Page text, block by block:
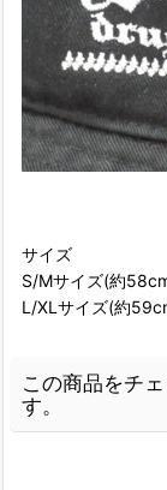
サイズ
S/Mサイズ(約
L/XLサイズ(約
この商品をチ
す。